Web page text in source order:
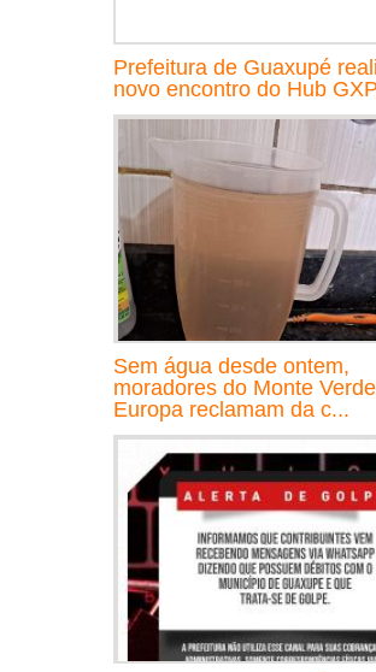
Prefeitura de Guaxupé
novo encontro do Hub GXP
Sem água desde ontem,
moradores do Monte
Europa reclamam da c...